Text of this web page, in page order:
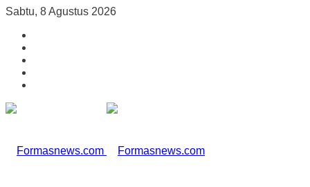
Sabtu, 8 Agustus 2026